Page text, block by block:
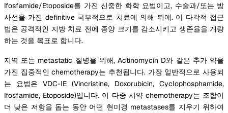
Ifosfamide/Etoposide를 가진 신중한 화학 요법이고, 수술과/또는 방
사선을 가진 definitive 국부적으로 치료에 의해 뒤에. 이 다각적 접근
법은 공격적인 지방 치료 전에 종양 크기를 감소시키고 생존율을 개량
하는 것을 목표로 합니다.
지역 또는 metastatic 질병을 위해, Actinomycin D와 같은 추가 약을
가진 집중적인 chemotherapy는 추천됩니다. 가장 일반적으로 사용되
는 요법은 VDC-IE (Vincristine, Doxorubicin, Cyclophosphamide,
Ifosfamide, Etoposide)입니다. 이 다중 시약 chemotherapy는 조합이
더 낮은 저항을 돕는 동안 어떤 현미경 metastases를 지우기 위하여